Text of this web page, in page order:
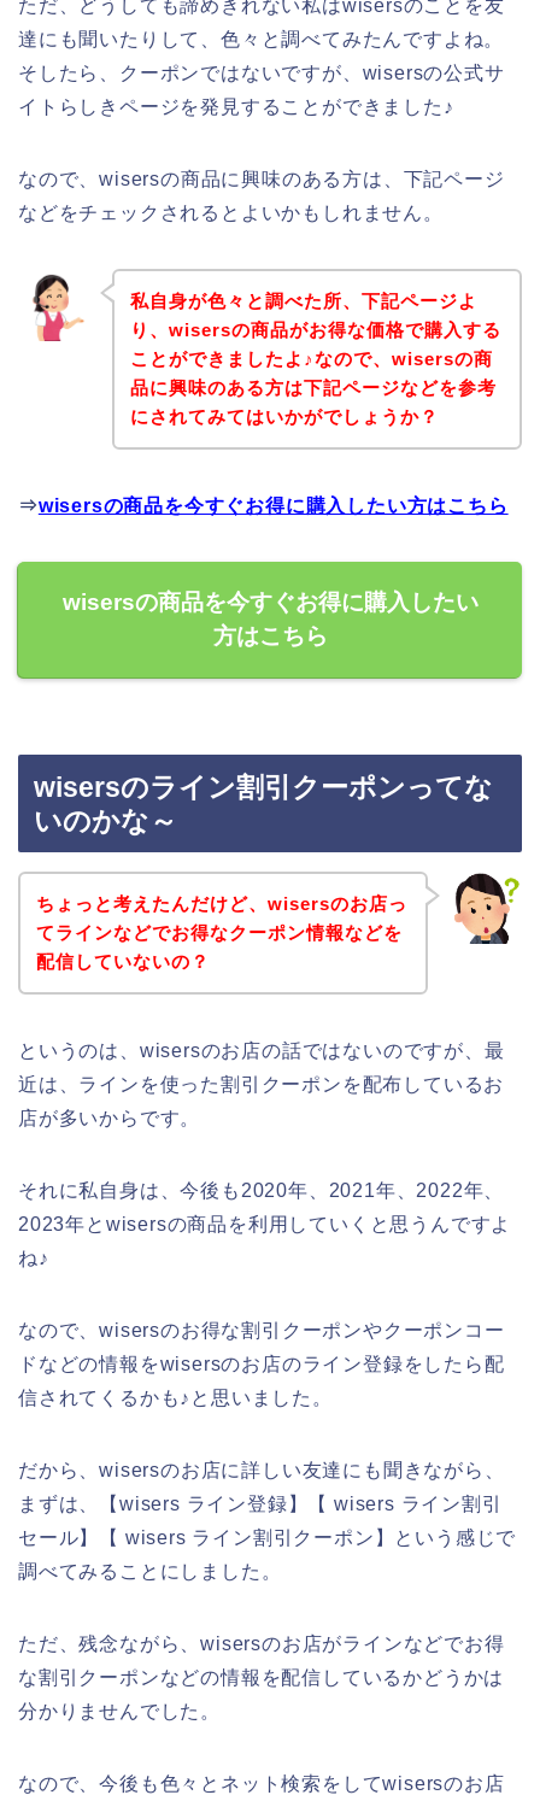
ただ、どうしても諦めきれない私はwisersのことを友
達にも聞いたりして、色々と調べてみたんですよね。
そしたら、クーポンではないですが、wisersの公式サ
イトらしきページを発見することができました♪
なので、wisersの商品に興味のある方は、下記ページ
などをチェックされるとよいかもしれません。
私自身が色々と調べた所、下記ページよ
り、wisersの商品がお得な価格で購入する
ことができましたよ♪なので、wisersの商
品に興味のある方は下記ページなどを参考
にされてみてはいかがでしょうか？
⇒wisersの商品を今すぐお得に購入したい方はこちら
wisersの商品を今すぐお得に購入したい
方はこちら
wisersのライン割引クーポンってな
いのかな～
ちょっと考えたんだけど、wisersのお店っ
てラインなどでお得なクーポン情報などを
配信していないの？
というのは、wisersのお店の話ではないのですが、最
近は、ラインを使った割引クーポンを配布しているお
店が多いからです。
それに私自身は、今後も2020年、2021年、2022年、
2023年とwisersの商品を利用していくと思うんですよ
ね♪
なので、wisersのお得な割引クーポンやクーポンコー
ドなどの情報をwisersのお店のライン登録をしたら配
信されてくるかも♪と思いました。
だから、wisersのお店に詳しい友達にも聞きながら、
まずは、【wisers ライン登録】【 wisers ライン割引
セール】【 wisers ライン割引クーポン】という感じで
調べてみることにしました。
ただ、残念ながら、wisersのお店がラインなどでお得
な割引クーポンなどの情報を配信しているかどうかは
分かりませんでした。
なので、今後も色々とネット検索をしてwisersのお店